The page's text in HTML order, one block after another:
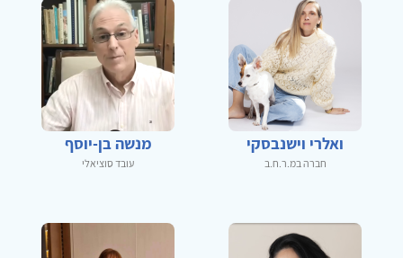
ואלרי וישנבסקי
חברה במ.ר.ח.ב
מנשה בן-יוסף
עובד סוציאלי